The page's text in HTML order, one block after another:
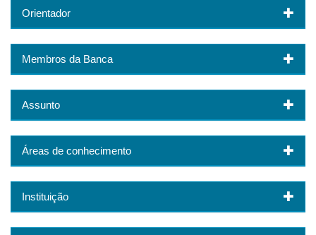
Orientador
Membros da Banca
Assunto
Áreas de conhecimento
Instituição